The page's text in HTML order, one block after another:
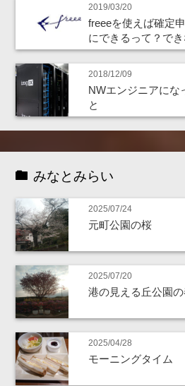
2019/03/20
freeeを使えば確定
にできるって？でき
2018/12/09
NWエンジニアにな
と
みなとみらい
2025/07/24
元町公園の桜
2025/07/20
港の見える丘公園の
2025/04/28
モーニングタイム